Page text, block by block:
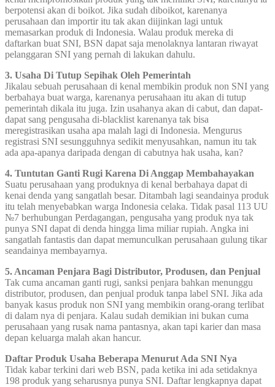
berpotensi akan di boikot. Jika sudah diboikot, karenanya
perusahaan dan importir itu tak akan diijinkan lagi untuk
memasarkan produk di Indonesia. Walau produk mereka di
daftarkan buat SNI, BSN dapat saja menolaknya lantaran riwayat
pelanggaran SNI yang pernah di lakukan dahulu.
3. Usaha Di Tutup Sepihak Oleh Pemerintah
Jikalau sebuah perusahaan di kenal membikin produk non SNI yang
berbahaya buat warga, karenanya perusahaan itu akan di tutup
pemerintah dikala itu juga. Izin usahanya akan di cabut, dan dapat-
dapat sang pengusaha di-blacklist karenanya tak bisa
meregistrasikan usaha apa malah lagi di Indonesia. Mengurus
registrasi SNI sesungguhnya sedikit menyusahkan, namun itu tak
ada apa-apanya daripada dengan di cabutnya hak usaha, kan?
4. Tuntutan Ganti Rugi Karena Di Anggap Membahayakan
Suatu perusahaan yang produknya di kenal berbahaya dapat di
kenai denda yang sangatlah besar. Ditambah lagi seandainya produk
itu telah menyebabkan warga Indonesia celaka. Tidak pasal 113 UU
№7 berhubungan Perdagangan, pengusaha yang produk nya tak
punya SNI dapat di denda hingga lima miliar rupiah. Angka ini
sangatlah fantastis dan dapat memunculkan perusahaan gulung tikar
seandainya membayarnya.
5. Ancaman Penjara Bagi Distributor, Produsen, dan Penjual
Tak cuma ancaman ganti rugi, sanksi penjara bahkan menunggu
distributor, produsen, dan penjual produk tanpa label SNI. Jika ada
banyak kasus produk non SNI yang membikin orang-orang terlibat
di dalam nya di penjara. Kalau sudah demikian ini bukan cuma
perusahaan yang rusak nama pantasnya, akan tapi karier dan masa
depan keluarga malah akan hancur.
Daftar Produk Usaha Beberapa Menurut Ada SNI Nya
Tidak kabar terkini dari web BSN, pada ketika ini ada setidaknya
198 produk yang seharusnya punya SNI. Daftar lengkapnya dapat